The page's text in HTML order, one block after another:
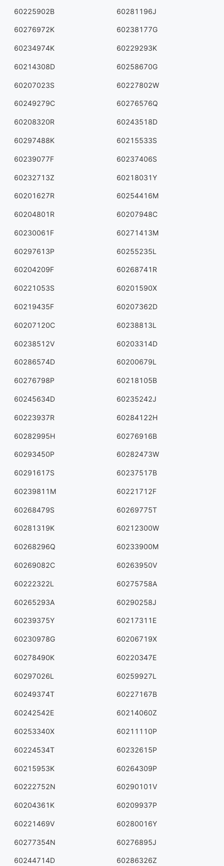
60225902B 60281196J
60276972K 60238177G
60234974K 60229293K
60214308D 60258670G
60207023S 60227802W
60249279C 60276576Q
60208320R 60243518D
60297488K 60215533S
60239077F 60237406S
60232713Z 60218031Y
60201627R 60254416M
60204801R 60207948C
60230061F 60271413M
60297613P 60255235L
60204209F 60268741R
60221053S 60201590X
60219435F 60207362D
60207120C 60238813L
60238512V 60203314D
60286574D 60200679L
60276798P 60218105B
60245634D 60235242J
60223937R 60284122H
60282995H 60276916B
60293450P 60282473W
60291617S 60237517B
60239811M 60221712F
60268479S 60269775T
60281319K 60212300W
60268296Q 60233900M
60269082C 60263950V
60222322L 60275758A
60265293A 60290258J
60239375Y 60217311E
60230978G 60206719X
60278490K 60220347E
60297026L 60259927L
60249374T 60227167B
60242542E 60214060Z
60253340X 60211110P
60224534T 60232615P
60215953K 60264309P
60222752N 60290101V
60204361K 60209937P
60221469V 60280016Y
60277354N 60276895J
60244714D 60286326Z